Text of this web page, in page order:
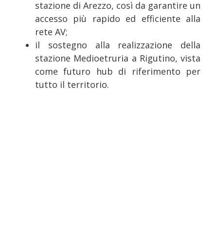
stazione di Arezzo, così da garantire un
accesso più rapido ed efficiente alla
rete AV;
il sostegno alla realizzazione della
stazione Medioetruria a Rigutino, vista
come futuro hub di riferimento per
tutto il territorio.